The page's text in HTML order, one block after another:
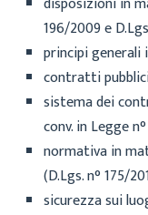
196/2009 e
principi
contratti
sistema dei
conv. in Legge n°
normativa in
(D.Lgs. n°175/
sicurezza sui